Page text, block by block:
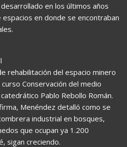
en los últimos años
en donde se encontraban
rehabilitación del espacio minero
Conservación del medio
Pablo Rebollo Román.
Menéndez detalló como se
industrial en bosques,
que ocupan ya 1.200
sigan creciendo.